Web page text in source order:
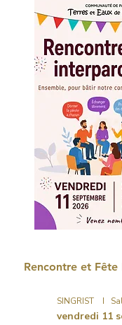
Rencontre et
SINGRIST I
vendredi 11